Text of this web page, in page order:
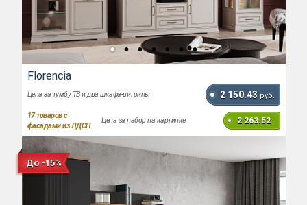
Florencia
Цена за тумбу ТВ и два шкафа-витрины 2 150.43 руб.
17товаров с
фасадами из ЛДСП
Цена за набор на картинке 2 263.52
До -15%